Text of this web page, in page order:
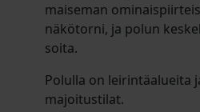
maiseman
näkötorni, ja polun
soita.
Polulla on leirintäalueita
majoitustilat.